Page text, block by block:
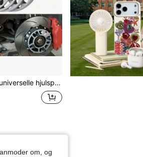
adaptere til bredere sporvidde og ET-justering, kompatible med de fleste biler
om, og